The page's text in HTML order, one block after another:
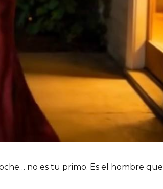
no es tu primo. Es el hombre que